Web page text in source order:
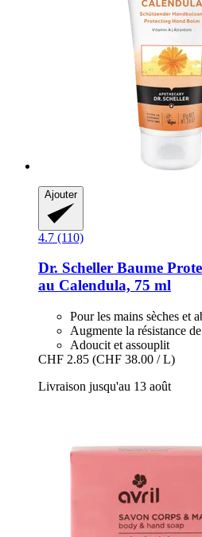
Ajouter
4.7 (110)
Dr. Scheller Baume
au Calendula, 75 ml
Pour les mains sèches et
Augmente la résistance
Adoucit et assouplit
CHF 2.85 (CHF 38.00 / L)
Livraison jusqu'au 13 août